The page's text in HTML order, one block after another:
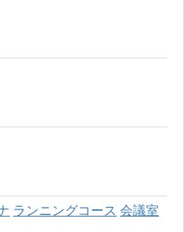
ランニングコース 会議室